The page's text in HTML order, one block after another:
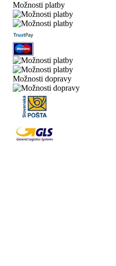
Možnosti platby
Možnosti dopravy